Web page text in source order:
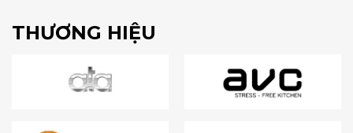
THƯƠNG HIỆU